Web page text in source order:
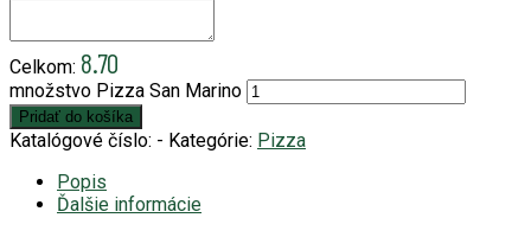
Celkom: 8.70
množstvo Pizza San Marino
Pridať do košíka
Katalógové číslo: - Kategórie: Pizza
Popis
Ďalšie informácie